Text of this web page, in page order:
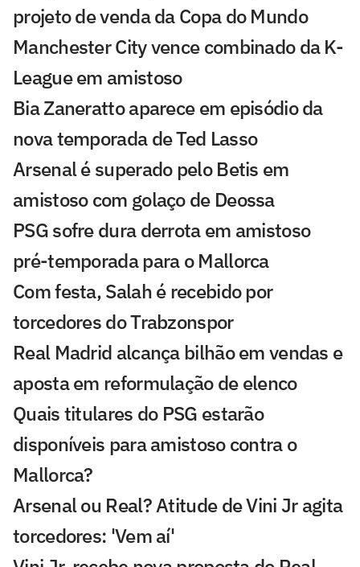
projeto de venda da Copa do Mundo
Manchester City vence combinado da K-
League em amistoso
Bia Zaneratto aparece em episódio da
nova temporada de Ted Lasso
Arsenal é superado pelo Betis em
amistoso com golaço de Deossa
PSG sofre dura derrota em amistoso
pré-temporada para o Mallorca
Com festa, Salah é recebido por
torcedores do Trabzonspor
Real Madrid alcança bilhão em vendas e
aposta em reformulação de elenco
Quais titulares do PSG estarão
disponíveis para amistoso contra o
Mallorca?
Arsenal ou Real? Atitude de Vini Jr agita
torcedores: 'Vem aí'